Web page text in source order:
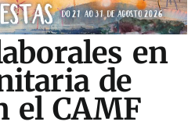
en
de
el CAMF